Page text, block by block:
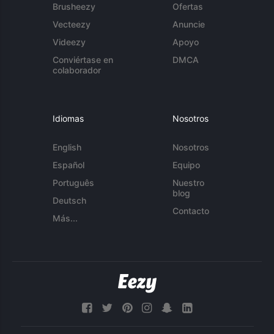
Brusheezy
Vecteezy
Videezy
Conviértase en
colaborador
Ofertas
Anuncie
Apoyo
DMCA
Idiomas
English
Español
Português
Deutsch
Más...
Nosotros
Nosotros
Equipo
Nuestro
blog
Contacto